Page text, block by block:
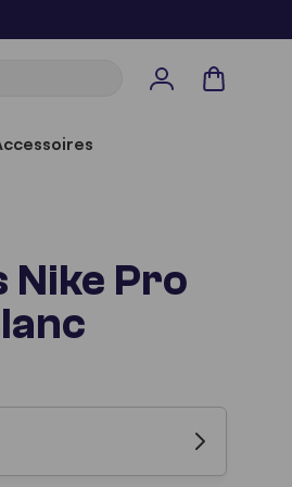
Panier
Nike Pro